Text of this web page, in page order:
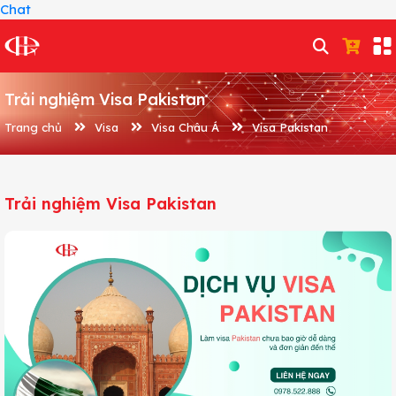
Chat
Trải nghiệm Visa Pakistan
Trang chủ Visa Visa Châu Á Visa Pakistan
Trải nghiệm Visa Pakistan